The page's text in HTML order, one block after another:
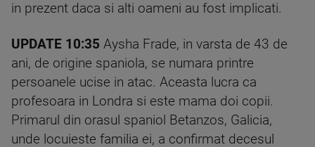
in prezent daca si alti oameni au fost implicati.
UPDATE 10:35 Aysha Frade, in varsta de 43 de
ani, de origine spaniola, se numara printre
persoanele ucise in atac. Aceasta lucra ca
profesoara in Londra si este mama doi copii.
Primarul din orasul spaniol Betanzos, Galicia,
unde locuieste familia ei, a confirmat decesul